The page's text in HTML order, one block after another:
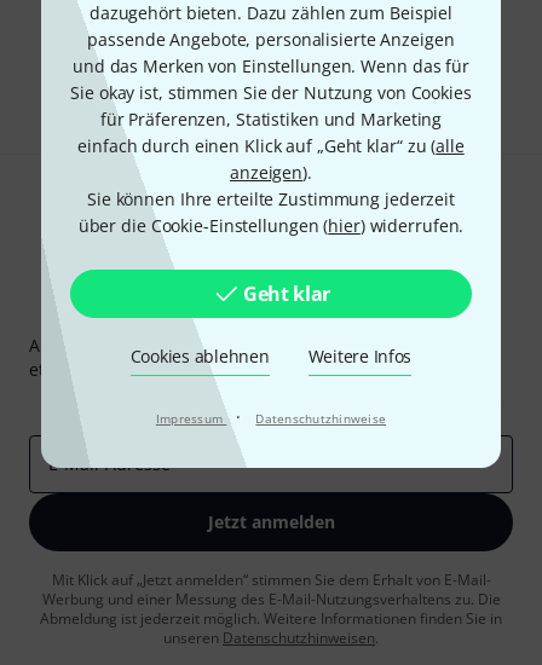
dazugehört bieten. Dazu zählen zum Beispiel
passende Angebote, personalisierte Anzeigen
und das Merken von Einstellungen. Wenn das für
Sie okay ist, stimmen Sie der Nutzung von Cookies
für Präferenzen, Statistiken und Marketing
einfach durch einen Klick auf „Geht klar“ zu (alle
anzeigen).
Sie können Ihre erteilte Zustimmung jederzeit
über die Cookie-Einstellungen (hier) widerrufen.
Geht klar
Cookies ablehnen Weitere Infos
Impressum · Datenschutzhinweise
Gefällt Ihnen, was Sie sehen?
Teilen Hilfe & Feedback
Thomann Newsletter
Abonniere den Thomann Newsletter und gewinne mit
etwas Glück einen von50 Gutscheinenüber jeweils
Inspirierende Beiträge
E-Mail-Adresse*
Jetzt anmelden
Mit Klick auf „Jetzt anmelden“ stimmen Sie dem Erhalt von E-Mail-
Werbung und einer Messung des E-Mail-Nutzungsverhaltens zu. Die
Abmeldung ist jederzeit möglich. Weitere Informationen finden Sie in
unseren Datenschutzhinweisen.